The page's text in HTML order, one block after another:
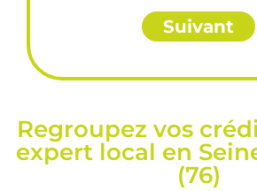
Suivant
Regroupez vos
expert local en
(76)